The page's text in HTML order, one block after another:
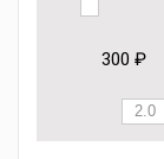
300 ₽